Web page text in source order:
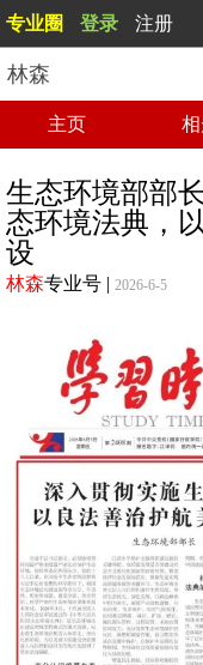
专业圈 登录 注册
林森
主页
生态环境部部
态环境法典，
设
林森专业号 | 2026-6-5